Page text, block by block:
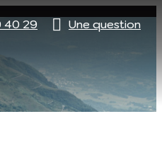
40 29 Une question